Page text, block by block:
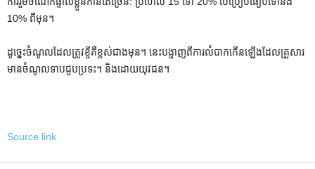
10% ពីមុន។
ដូច្នេះ​ចំណូល​ដែល​ត្រូវ​ខ្ចី​គឺ​ខ្ពស់​ជាង​មុន។ នេះបង្ហាញពីការលំបាកកើនឡើងដែលគ្រួសារ
មានចំណូលទាបជួបប្រទះ។ និងដោយយុវជន។
Source link